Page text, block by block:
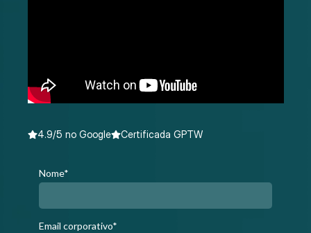
4.9/5 no Google Certificada GPTW
Nome*
Email corporativo*